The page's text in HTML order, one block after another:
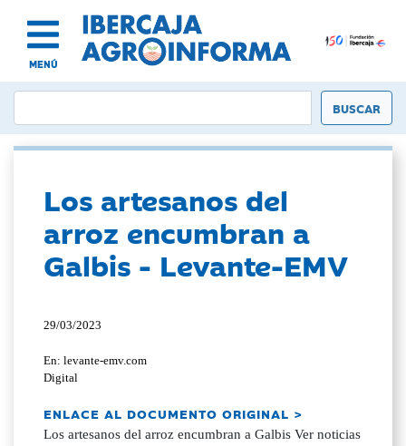
MENÚ
Los artesanos del
arroz encumbran a
Galbis - Levante-EMV
29/03/2023
En: levante-emv.com
Digital
ENLACE AL DOCUMENTO ORIGINAL >
Los artesanos del arroz encumbran a Galbis Ver noticias